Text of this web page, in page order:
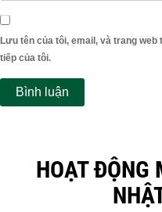
Lưu tên của tôi, email, và trang
tiếp của tôi.
HOẠT ĐỘNG